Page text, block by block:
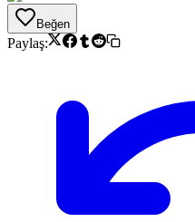
Beğen
Paylaş: